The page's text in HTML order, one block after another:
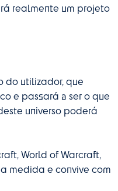
realmente um projeto
do utilizador, que
e passará a ser o que
universo poderá
World of Warcraft,
medida e convive com